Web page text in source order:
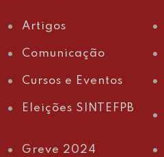
Artigos
Comunicação
Cursos e Eventos
Eleições SINTEFPB
Greve 2024